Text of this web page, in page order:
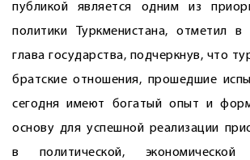
публикой является одним из
политики Туркменистана, отметил в
глава государства, подчеркнув, что
братские отношения, прошедшие
сегодня имеют богатый опыт и
основу для успешной реализации
в политической,